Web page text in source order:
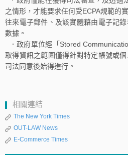
之情形，才能要求任何受ECPA規範的
往來電子郵件、及該實體藉由電子記
數據。
．政府單位經「Stored
取得資訊之範圍僅得針對特定帳號或
司法同意後始得進行。
相關連結
The New York Times
OUT-LAW News
E-Commerce Times